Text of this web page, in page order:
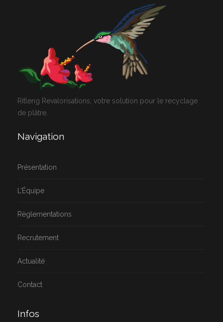
Ritleng Revalorisations, votre solution pour le recyclage
de plâtre.
Navigation
Présentation
L’Équipe
Règlementations
Recrutement
Actualité
Contact
Infos